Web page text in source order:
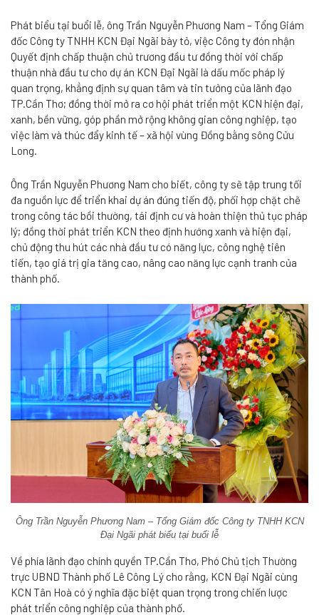
Phát biểu tại buổi lễ, ông Trần Nguyễn Phương Nam – Tổng Giám
đốc Công ty TNHH KCN Đại Ngãi bày tỏ, việc Công ty đón nhận
Quyết định chấp thuận chủ trương đầu tư đồng thời với chấp
thuận nhà đầu tư cho dự án KCN Đại Ngãi là dấu mốc pháp lý
quan trọng, khẳng định sự quan tâm và tin tưởng của lãnh đạo
TP.Cần Thơ; đồng thời mở ra cơ hội phát triển một KCN hiện đại,
xanh, bền vững, góp phần mở rộng không gian công nghiệp, tạo
việc làm và thúc đẩy kinh tế – xã hội vùng Đồng bằng sông Cửu
Long.
Ông Trần Nguyễn Phương Nam cho biết, công ty sẽ tập trung tối
đa nguồn lực để triển khai dự án đúng tiến độ, phối hợp chặt chẽ
trong công tác bồi thường, tái định cư và hoàn thiện thủ tục pháp
lý; đồng thời phát triển KCN theo định hướng xanh và hiện đại,
chủ động thu hút các nhà đầu tư có năng lực, công nghệ tiên
tiến, tạo giá trị gia tăng cao, nâng cao năng lực cạnh tranh của
thành phố.
Ông Trần Nguyễn Phương Nam – Tổng Giám đốc Công ty TNHH KCN
Đại Ngãi phát biểu tại buổi lễ
Về phía lãnh đạo chính quyền TP.Cần Thơ, Phó Chủ tịch Thường
trực UBND Thành phố Lê Công Lý cho rằng, KCN Đại Ngãi cùng
KCN Tân Hoà có ý nghĩa đặc biệt quan trọng trong chiến lược
phát triển công nghiệp của thành phố.